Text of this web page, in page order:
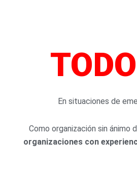
En situaciones de
Como organización sin ánimo
organizaciones con